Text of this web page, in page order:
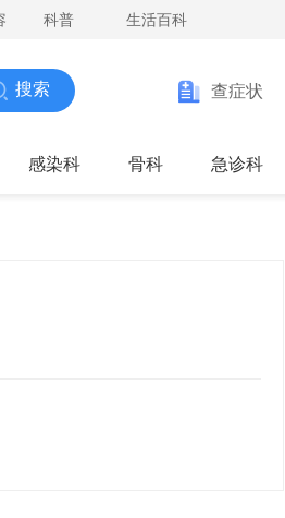
科普 生活百科
搜索 查症状
感染科 骨科 急诊科